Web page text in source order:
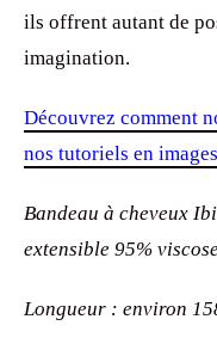
ils offrent autant de
imagination.
Découvrez comment
nos tutoriels en
Bandeau à cheveux
extensible 95%
Longueur : environ